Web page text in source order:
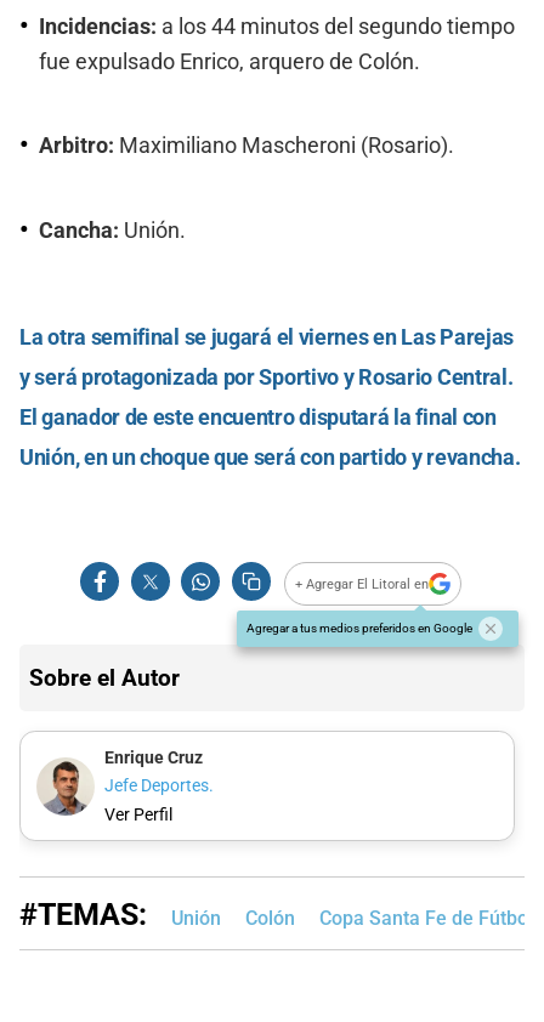
Incidencias: a los 44 minutos del segundo tiempo
fue expulsado Enrico, arquero de Colón.
Arbitro: Maximiliano Mascheroni (Rosario).
Cancha: Unión.
La otra semifinal se jugará el viernes en Las Parejas
y será protagonizada por Sportivo y Rosario Central.
El ganador de este encuentro disputará la final con
Unión, en un choque que será con partido y revancha.
+ Agregar El Litoral en
Agregar a tus medios preferidos en Google
Sobre el Autor
Enrique Cruz
Jefe Deportes.
Ver Perfil
#TEMAS: Unión Colón Copa Santa Fe de Fútbol